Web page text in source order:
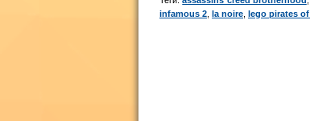
infamous 2 la noire lego pirates